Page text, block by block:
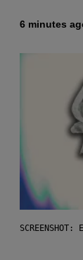
6 minutes
SCREENSHOT: